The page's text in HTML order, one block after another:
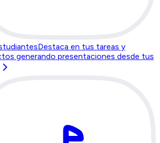
Destaca en tus tareas y
generando presentaciones desde tus